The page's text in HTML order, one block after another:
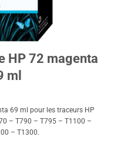
HP 72 magenta
ml
69 ml pour les traceurs HP
– T790 – T795 – T1100 –
– T1300.